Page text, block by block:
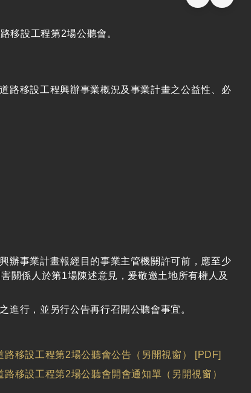
移設工程第2場公聽會。
路移設工程興辦事業概況及事業計畫之公益性、必
辦事業計畫報經目的事業主管機關許可前，應至少
關係人於第1場陳述意見，爰敬邀土地所有權人及
進行，並另行公告再行召開公聽會事宜。
移設工程第2場公聽會公告（另開視窗） [PDF]
移設工程第2場公聽會開會通知單（另開視窗）